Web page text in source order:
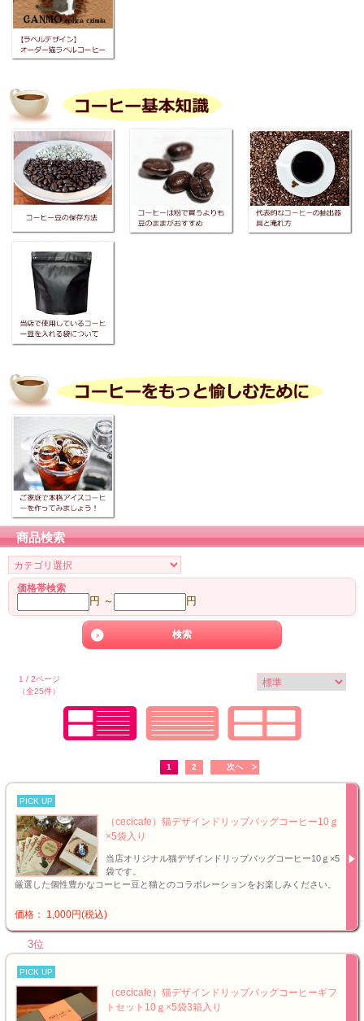
商品検索
価格帯検索
円 ～ 円
1 / 2ページ
（全25件）
1 2 次へ
PICK UP
（cecicafe）猫デザインドリップバッグコーヒー10ｇ
×5袋入り
当店オリジナル猫デザインドリップバッグコーヒー10ｇ×5
袋です。
厳選した個性豊かなコーヒー豆と猫とのコラボレーションをお楽しみください。
価格： 1,000円(税込)
3位
PICK UP
（cecicafe）猫デザインドリップバッグコーヒーギフ
トセット10ｇ×5袋3箱入り